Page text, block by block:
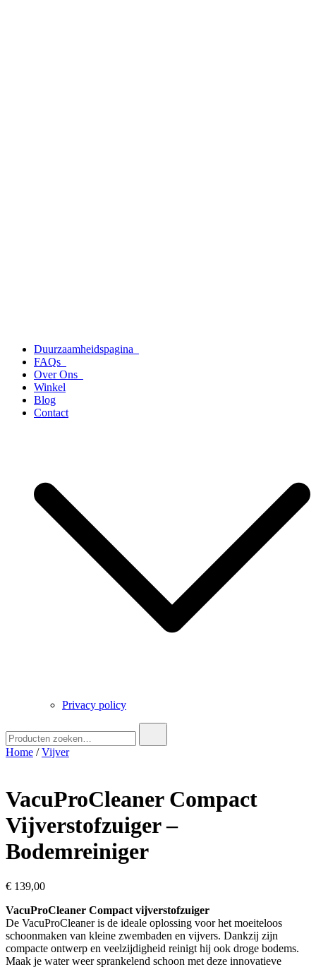
Duurzaamheidspagina
FAQs
Over Ons
Winkel
Blog
Contact
Privacy policy
naar:
Home /Vijver
VacuProCleaner Compact
Vijverstofzuiger –
Bodemreiniger
€ 139,00
VacuProCleaner Compact vijverstofzuiger
De VacuProCleaner is de ideale oplossing voor het moeiteloos
schoonmaken van kleine zwembaden en vijvers. Dankzij zijn
compacte ontwerp en veelzijdigheid reinigt hij ook droge bodems.
Maak je water weer sprankelend schoon met deze innovatieve